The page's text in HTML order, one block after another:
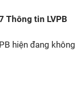
Thông tin LVPB
hiện đang không